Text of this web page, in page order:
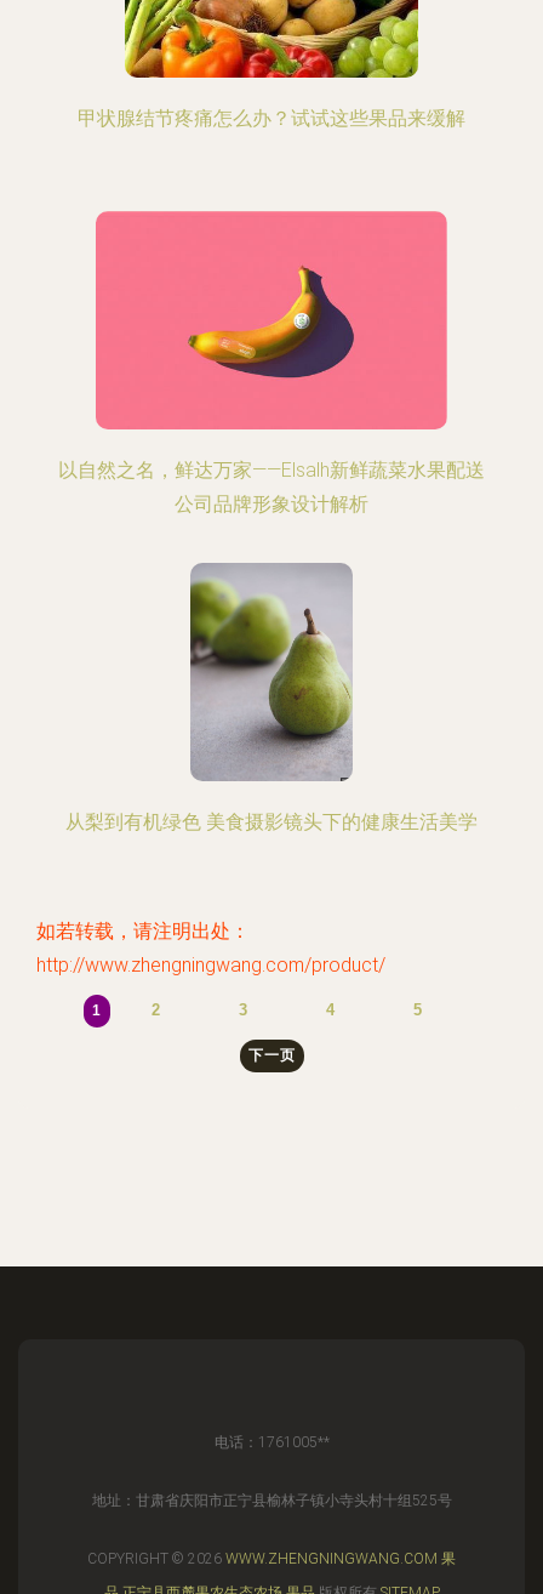
甲状腺结节疼痛怎么办？试试这些果品来缓解
以自然之名，鲜达万家——Elsalh新鲜蔬菜水果配送
公司品牌形象设计解析
从梨到有机绿色 美食摄影镜头下的健康生活美学
如若转载，请注明出处：
http://www.zhengningwang.com/product/
1 2 3 4 5
下一页
电话：1761005**
地址：甘肃省庆阳市正宁县榆林子镇小寺头村十组525号
COPYRIGHT © 2026 WWW.ZHENGNINGWANG.COM 果